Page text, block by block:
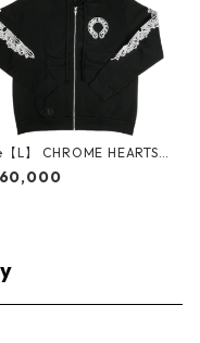
L】 CHROME HEARTS
ム・ハーツ HORSESHOE
ZIP HOODIE BLACK ジ